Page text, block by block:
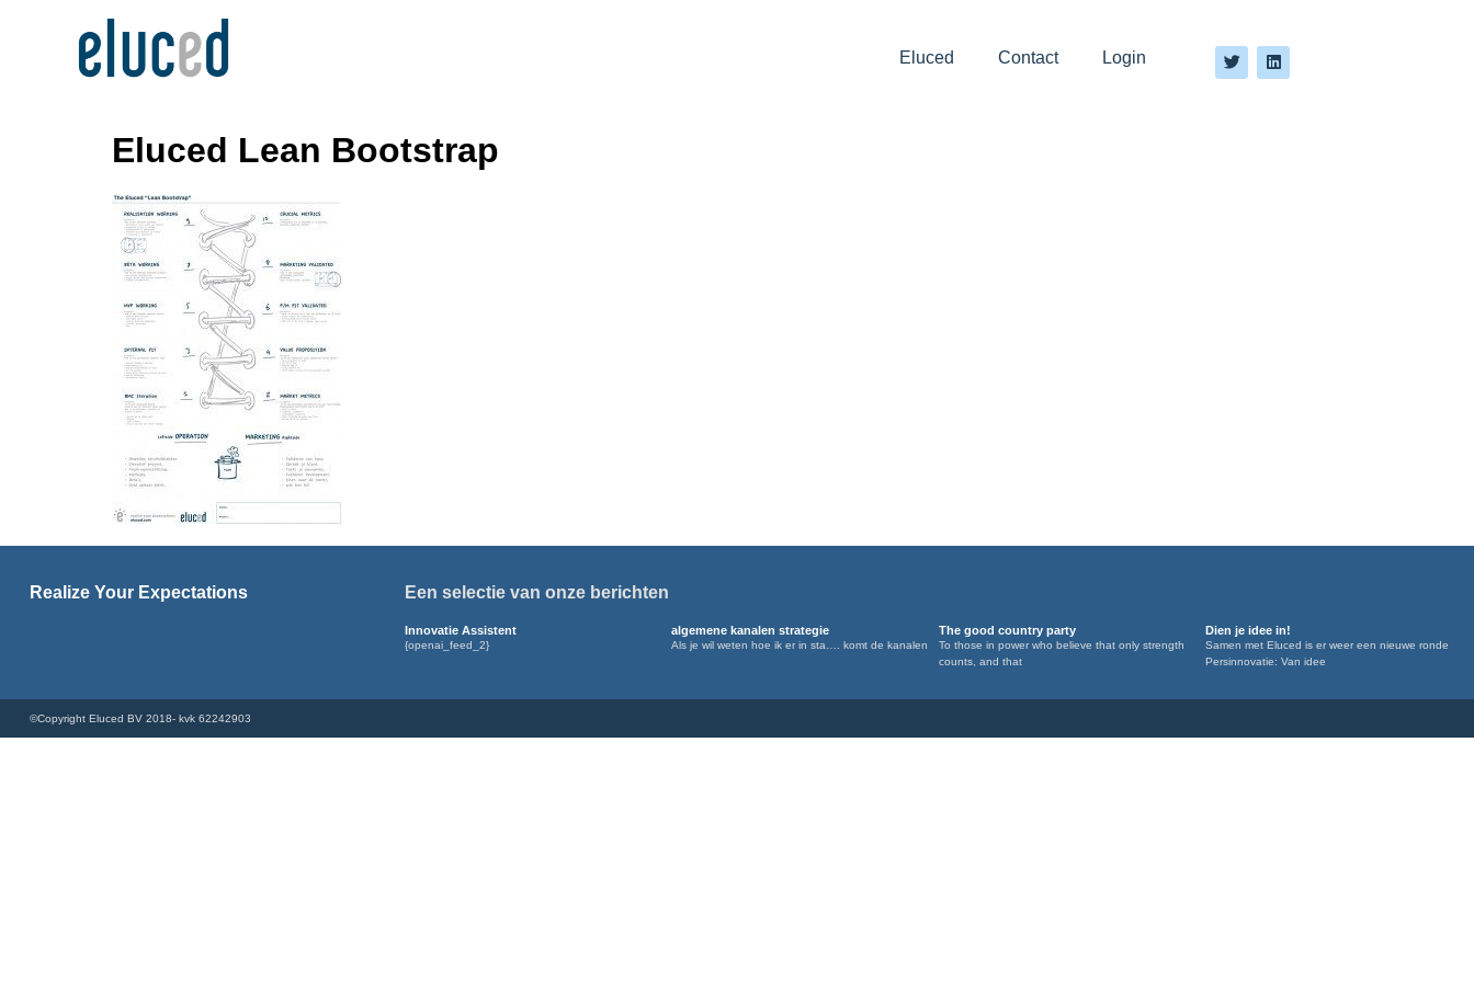
Eluced Contact Login
Eluced Lean Bootstrap
Realize Your Expectations Een selectie van onze berichten
Innovatie Assistent
{openai_feed_2}
algemene kanalen strategie
Als je wil weten hoe ik er in sta…. komt de kanalen
The good country party
To those in power who believe that only strength
counts, and that
Dien je idee in!
Samen met Eluced is er weer een nieuwe ronde
Persinnovatie: Van idee
©Copyright Eluced BV 2018- kvk 62242903